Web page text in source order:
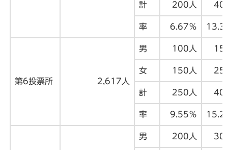
計 200人
率 6.67％
第6投票所 2,617人
男 100人
女 150人
計 250人
率 9.55％
男 200人